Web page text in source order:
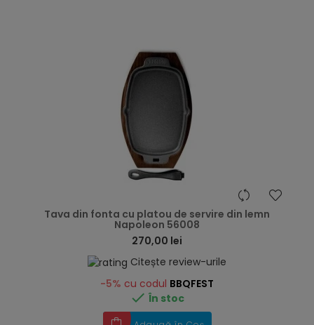
Tava din fonta cu platou de servire din lemn
Napoleon 56008
270,00 lei
Citește review-urile
-5% cu codul BBQFEST
 În stoc